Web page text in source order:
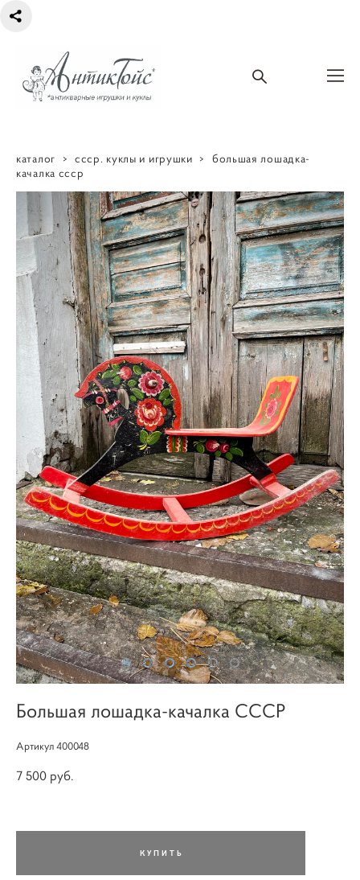
каталог > ссср. куклы и игрушки >
большая лошадка-
качалка ссср
Большая лошадка-качалка СССР
Артикул 400048
7 500 pуб.
КУПИТЬ